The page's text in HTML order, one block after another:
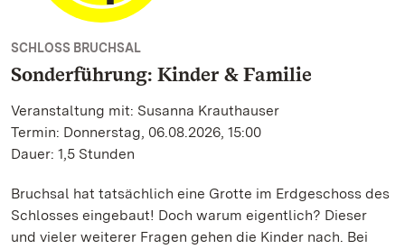
SCHLOSS BRUCHSAL
Sonderführung: Kinder & Familie
Veranstaltung mit: Susanna Krauthauser
Termin: Donnerstag, 06.08.2026, 15:00
Dauer: 1,5 Stunden
Bruchsal hat tatsächlich eine Grotte im Erdgeschoss des
Schlosses eingebaut! Doch warum eigentlich? Dieser
und vieler weiterer Fragen gehen die Kinder nach. Bei